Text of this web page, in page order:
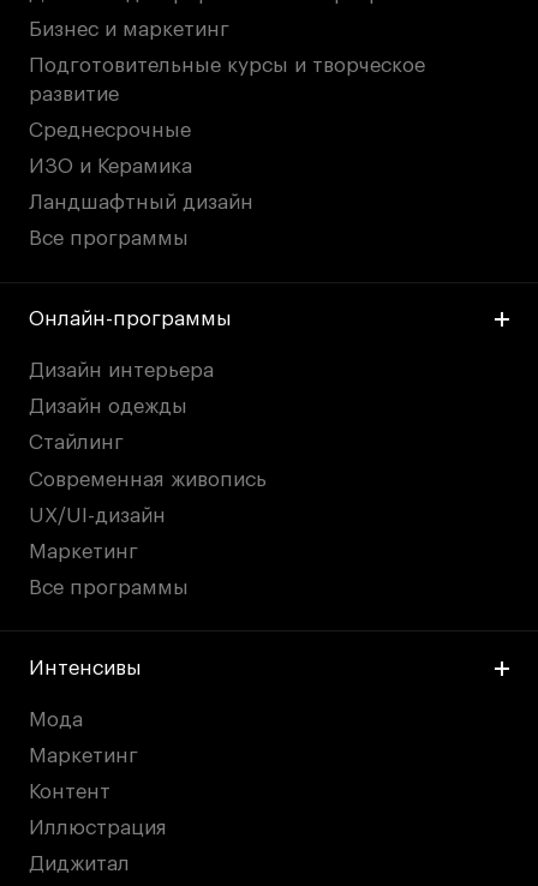
Бизнес и маркетинг
Подготовительные курсы и творческое
развитие
Среднесрочные
ИЗО и Керамика
Ландшафтный дизайн
Все программы
Онлайн-программы
Дизайн интерьера
Дизайн одежды
Стайлинг
Современная живопись
UX/UI-дизайн
Маркетинг
Все программы
Интенсивы
Мода
Маркетинг
Контент
Иллюстрация
Диджитал